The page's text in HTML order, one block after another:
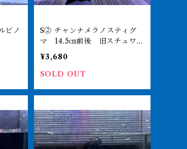
S② チャンナメラノスティグ
マ 14.5㎝前後 旧スチュワー
ト
¥3,680
SOLD OUT